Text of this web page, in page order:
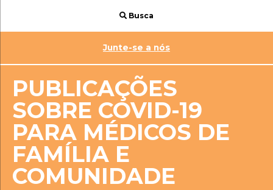
Busca
Junte-se a nós
PUBLICAÇÕES
SOBRE COVID-19
PARA MÉDICOS DE
FAMÍLIA E
COMUNIDADE